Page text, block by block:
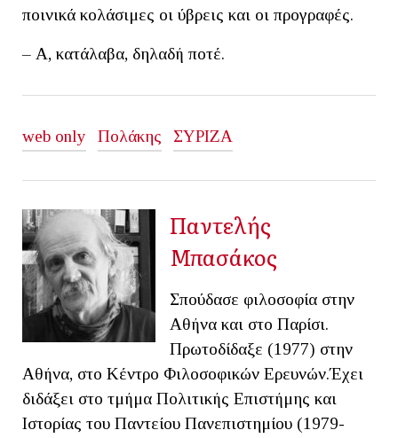
ποινικά κολάσιμες οι ύβρεις και οι προγραφές.
– Α, κατάλαβα, δηλαδή ποτέ.
web only Πολάκης ΣΥΡΙΖΑ
Παντελής
Μπασάκος
Σπούδασε φιλοσοφία στην
Αθήνα και στο Παρίσι.
Πρωτοδίδαξε (1977) στην
Αθήνα, στο Κέντρο Φιλοσοφικών Ερευνών.Έχει
διδάξει στο τμήμα Πολιτικής Επιστήμης και
Ιστορίας του Παντείου Πανεπιστημίου (1979-